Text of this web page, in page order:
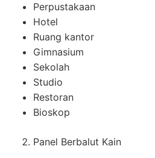
Perpustakaan
Hotel
Ruang kantor
Gimnasium
Sekolah
Studio
Restoran
Bioskop
Panel Berbalut Kain